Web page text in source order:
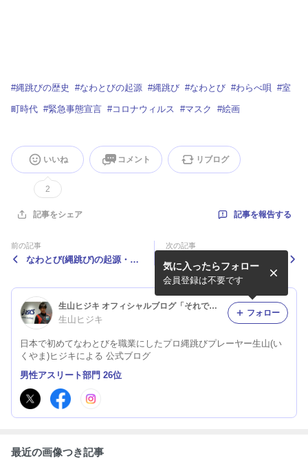
#縄跳びの歴史 #なわとびの起源 #縄跳び #なわとび #わらべ唄 #室
町時代 #緊急事態宣言 #コロナウィルス #マスク #絵画
いいね
2
コメント リブログ
記事をシェア 記事を報告する
前の記事
なわとび(縄跳び)の起源・歴
次の記事
なわとびの絵本の紹介パート
②
生山ヒジキ オフィシャルブログ「それでは みなさん さよう縄」Powered by Ameba
生山ヒジキ
日本で初めてなわとびを職業にしたプロ縄跳びプレーヤー生山(い
くやま)ヒジキによる 公式ブログ
気に入ったらフォロー
会員登録は不要です
フォロー
男性アスリート部門 26位
最近の画像つき記事